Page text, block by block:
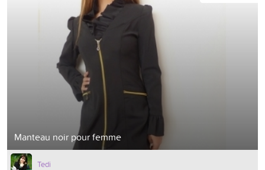
Manteau noir pour femme
Tedi